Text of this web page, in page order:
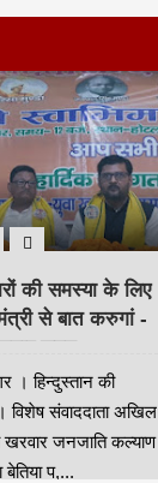
की समस्या के लिए
से बात करुगां -
सुमन
। हिन्दुस्तान की
संवाददाता अखिल
खरवार जनजाति कल्याण
बेतिया प,...